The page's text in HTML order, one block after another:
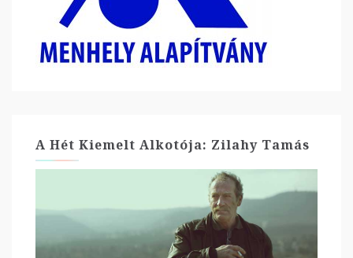
A Hét Kiemelt Alkotója: Zilahy Tamás